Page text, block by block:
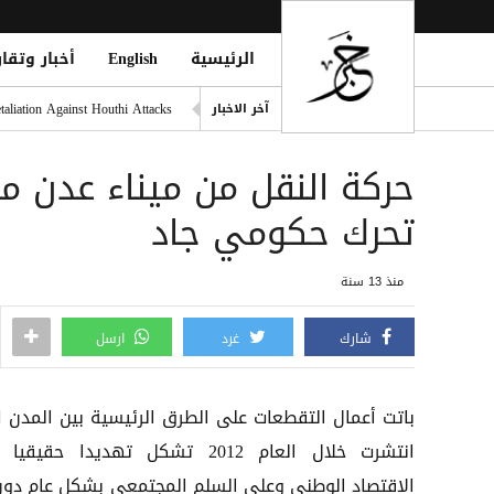
الرئيسية English أخبار
آخر الاخبار
Against Houthi Attacks
اليونان تنقذ عشرات
الدفاع اليمنية: القوات
فينيسيوس يمدد عقده مع ريال
حركة النقل من ميناء عدن
تحرك حكومي جاد
منذ 13 سنة
شارك غرد ارسل
باتت أعمال التقطعات على الطرق الرئيسية بين المدن
انتشرت خلال العام 2012 تشكل تهديدا
الاقتصاد الوطني وعلى السلم المجتمعي بشكل عام